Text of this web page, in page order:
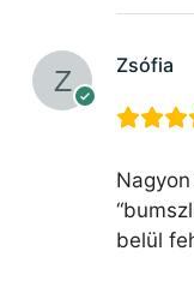
Zsófia
belül